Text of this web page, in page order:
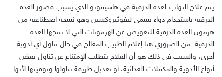
يتم علاج التهاب الغدة الدرقية في هاشيموتو الذي يسبب قصور الغدة
الدرقية باستخدام دواء يسمى ليفوثيروكسين وهو نسخة اصطناعية من
هرمون الغدة الدرقية للتعويض عن الهرمونات التي لا تنتجها الغدة
الدرقية. من الضروري هنا إعلام الطبيب المعالج في حال تناول أي أدوية
أخرى، والسبب في ذلك هو أن العلاج يتطلب الإمتناع عن تناول بعض
أنواع الأدوية والمكملات الغذائية، أو تعديل طريقة تناولها وتوقيتها لأنها